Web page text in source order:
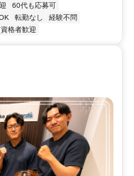
60代も応募可
転勤なし
経験不問
格者歓迎